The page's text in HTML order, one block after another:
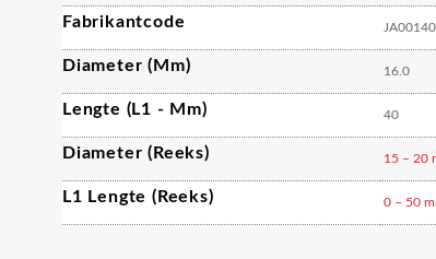
Fabrikantcode
Diameter (mm) 16.0
Lengte (L1 - Mm) 40
Diameter (reeks) 15 – 20
L1 Lengte (reeks) 0 – 50